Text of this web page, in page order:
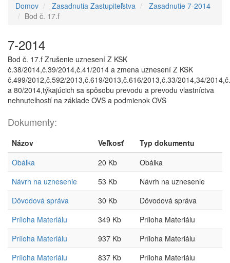
Domov Zasadnutia Zastupiteľstva
Zasadnutie 7-2014
Bod č. 17.f
7-2014
Bod č. 17.f Zrušenie uznesení Z KSK
č.38/2014,č.39/2014,č.41/2014 a zmena uznesení Z KSK
č.499/2012,č.592/2013,č.619/2013,č.616/2013,č.33/2014,34/
a 80/2014,týkajúcich sa spôsobu prevodu a prevodu vlastníctva
nehnuteľností na základe OVS a podmienok OVS
Dokumenty:
Názov Veľkosť
Typ dokumentu
Obálka
20 Kb
Obálka
Návrh na uznesenie
53 Kb
Návrh na uznesenie
Dôvodová správa
30 Kb
Dôvodová správa
Príloha Materiálu
349 Kb
Príloha Materiálu
Príloha Materiálu
937 Kb
Príloha Materiálu
Príloha Materiálu
837 Kb
Príloha Materiálu